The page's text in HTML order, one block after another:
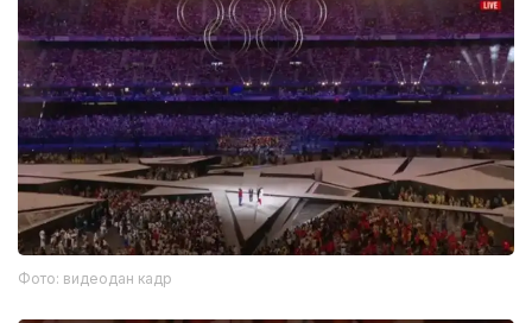
Фото: видеодан кадр